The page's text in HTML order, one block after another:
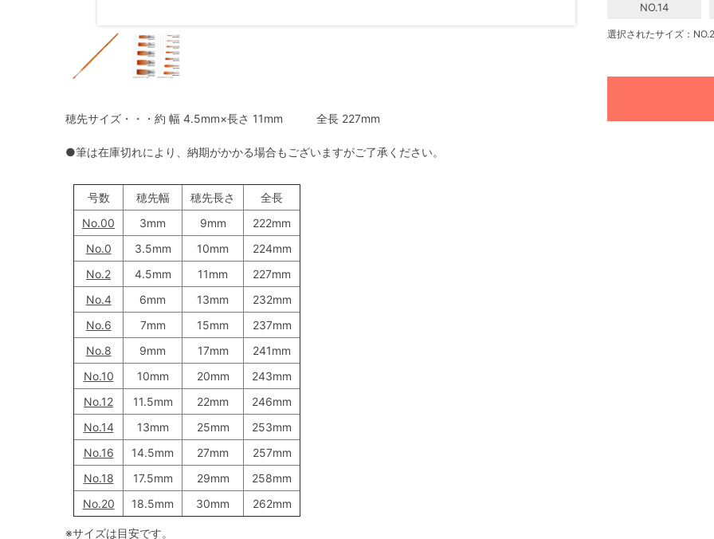
穂先サイズ・・・約 幅 4.5mm×長さ 11mm 全長 227mm
●筆は在庫切れにより、納期がかかる場合もございますがご了承ください。
号数 穂先幅 穂先長さ
全長
No.00
3mm 9mm
222mm
No.0
3.5mm 10mm
224mm
No.2
4.5mm 11mm
227mm
No.4
6mm 13mm
232mm
No.6
7mm 15mm
237mm
No.8
9mm 17mm
241mm
No.10
10mm 20mm
243mm
No.12
11.5mm 22mm
246mm
No.14
13mm 25mm
253mm
No.16
14.5mm 27mm
257mm
No.18
17.5mm 29mm
258mm
No.20
18.5mm 30mm 262mm
※サイズは目安です。
NO.14
選択されたサイズ：NO.2